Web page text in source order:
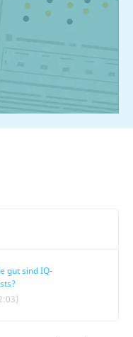
gut sind IQ-